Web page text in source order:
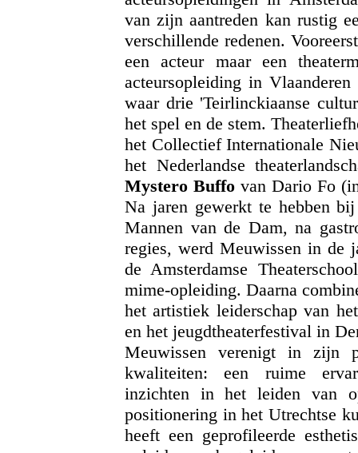
van zijn aantreden kan rustig
verschillende redenen.
een acteur maar een
acteursopleiding in
waar drie 'Teirlinckiaanse
het spel en de stem.
het Collectief Internationale
het Nederlandse
Mystero Buffo van Dario Fo
Na jaren gewerkt te hebben
Mannen van de Dam, na
regies, werd Meuwissen in de
de Amsterdamse
mime-opleiding. Daarna
het artistiek leiderschap van
en het jeugdtheaterfestival in
Meuwissen verenigt in zijn
kwaliteiten: een ruime
inzichten in het leiden van
positionering in het Utrechtse
heeft een geprofileerde